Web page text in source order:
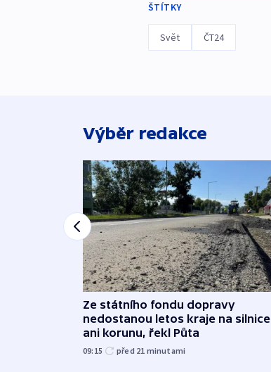
ŠTÍTKY
Svět ČT24
Výběr redakce
Ze státního fondu dopravy
nedostanou letos kraje na silnice
ani korunu, řekl Půta
09:15 před 21 minutami